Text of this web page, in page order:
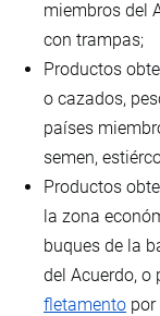
miembros del
con trampas;
Productos
o cazados,
países
semen,
Productos
la zona
buques de la
del Acuerdo, o
fletamento